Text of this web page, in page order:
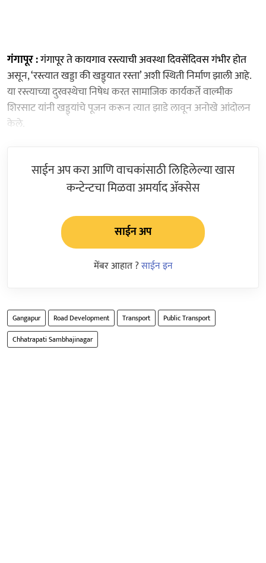
गंगापूर :गंगापूर ते कायगाव रस्त्याची अवस्था दिवसेंदिवस गंभीर होत
असून, ‘रस्त्यात खड्डा की खड्ड्यात रस्ता’ अशी स्थिती निर्माण झाली आहे.
या रस्त्याच्या दुरवस्थेचा निषेध करत सामाजिक कार्यकर्ते वाल्मीक
शिरसाट यांनी खड्ड्यांचे पूजन करून त्यात झाडे लावून अनोखे आंदोलन
केले.
साईन अप करा आणि वाचकांसाठी लिहिलेल्या खास
कन्टेन्टचा मिळवा अमर्याद ॲक्सेस
साईन अप
मेंबर आहात ?साईन इन
Gangapur Road Development Transport
Public Transport
Chhatrapati Sambhajinagar